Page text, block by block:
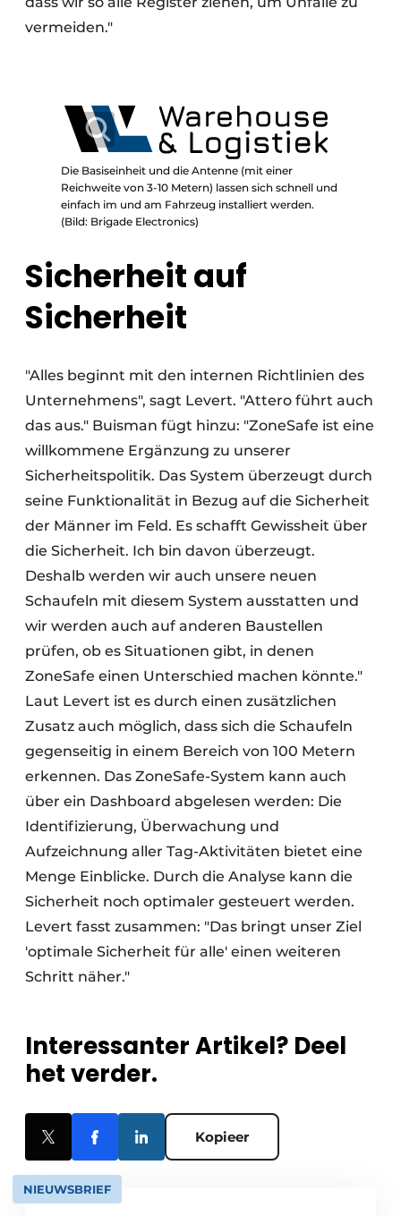
vermeiden."
Die Basiseinheit und die Antenne (mit einer
Reichweite von 3-10 Metern) lassen sich schnell und
einfach im und am Fahrzeug installiert werden.
(Bild: Brigade Electronics)
Sicherheit auf
Sicherheit
"Alles beginnt mit den internen Richtlinien des
Unternehmens", sagt Levert. "Attero führt auch
das aus." Buisman fügt hinzu: "ZoneSafe ist eine
willkommene Ergänzung zu unserer
Sicherheitspolitik. Das System überzeugt durch
seine Funktionalität in Bezug auf die Sicherheit
der Männer im Feld. Es schafft Gewissheit über
die Sicherheit. Ich bin davon überzeugt.
Deshalb werden wir auch unsere neuen
Schaufeln mit diesem System ausstatten und
wir werden auch auf anderen Baustellen
prüfen, ob es Situationen gibt, in denen
ZoneSafe einen Unterschied machen könnte."
Laut Levert ist es durch einen zusätzlichen
Zusatz auch möglich, dass sich die Schaufeln
gegenseitig in einem Bereich von 100 Metern
erkennen. Das ZoneSafe-System kann auch
über ein Dashboard abgelesen werden: Die
Identifizierung, Überwachung und
Aufzeichnung aller Tag-Aktivitäten bietet eine
Menge Einblicke. Durch die Analyse kann die
Sicherheit noch optimaler gesteuert werden.
Levert fasst zusammen: "Das bringt unser Ziel
'optimale Sicherheit für alle' einen weiteren
Schritt näher."
Interessanter Artikel? Deel
het verder.
Kopieer
NIEUWSBRIEF